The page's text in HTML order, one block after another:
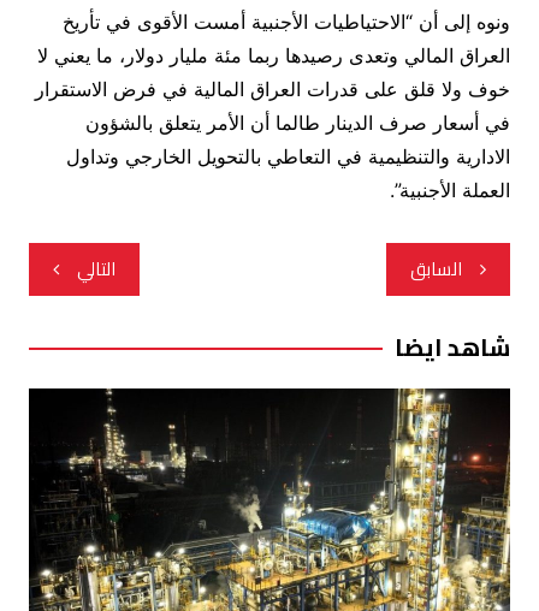
ونوه إلى أن “الاحتياطيات الأجنبية أمست الأقوى في تأريخ
العراق المالي وتعدى رصيدها ربما مئة مليار دولار، ما يعني لا
خوف ولا قلق على قدرات العراق المالية في فرض الاستقرار
في أسعار صرف الدينار طالما أن الأمر يتعلق بالشؤون
الادارية والتنظيمية في التعاطي بالتحويل الخارجي وتداول
العملة الأجنبية”.
تصفّح
المقالات
السابق التالي
شاهد ايضا